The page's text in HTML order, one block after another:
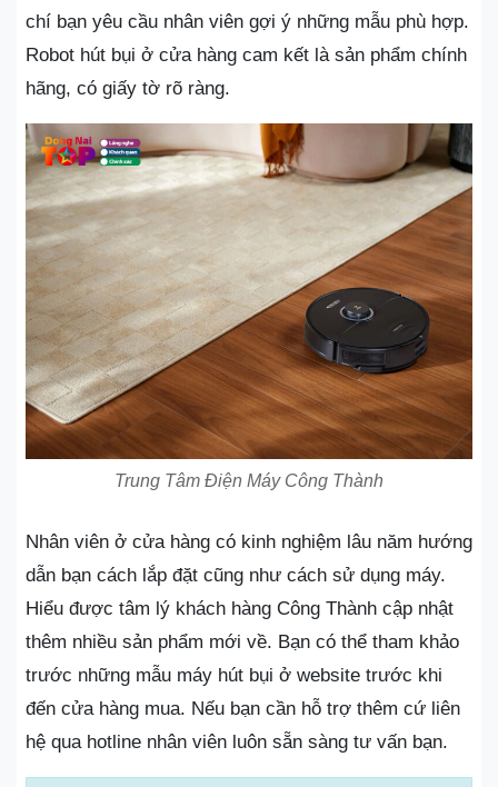
chí bạn yêu cầu nhân viên gợi ý những mẫu phù hợp.
Robot hút bụi ở cửa hàng cam kết là sản phẩm chính
hãng, có giấy tờ rõ ràng.
Trung Tâm Điện Máy Công Thành
Nhân viên ở cửa hàng có kinh nghiệm lâu năm hướng
dẫn bạn cách lắp đặt cũng như cách sử dụng máy.
Hiểu được tâm lý khách hàng Công Thành cập nhật
thêm nhiều sản phẩm mới về. Bạn có thể tham khảo
trước những mẫu máy hút bụi ở website trước khi
đến cửa hàng mua. Nếu bạn cần hỗ trợ thêm cứ liên
hệ qua hotline nhân viên luôn sẵn sàng tư vấn bạn.